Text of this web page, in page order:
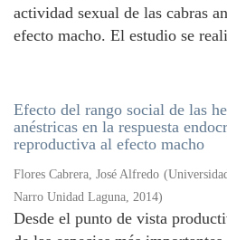
actividad sexual de las cabras
efecto macho. El estudio se
Efecto del rango social de las
anéstricas en la respuesta
reproductiva al efecto macho
Flores Cabrera, José Alfredo (
Narro Unidad Laguna, 2014)
Desde el punto de vista